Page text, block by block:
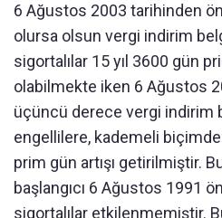
6 Ağustos 2003 tarihinden
olursa olsun vergi indirim
sigortalılar 15 yıl 3600 gün
olabilmekte iken 6 Ağustos
üçüncü derece vergi indirim
engellilere, kademeli
prim gün artışı getirilmiştir.
başlangıcı 6 Ağustos 1991
sigortalılar etkilenmemiştir.